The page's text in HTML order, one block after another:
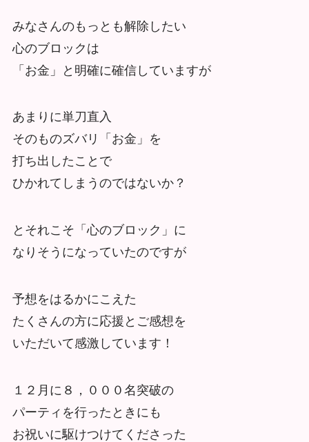
みなさんのもっとも解除したい
心のブロックは
「お金」と明確に確信していますが
あまりに単刀直入
そのものズバリ「お金」を
打ち出したことで
ひかれてしまうのではないか？
とそれこそ「心のブロック」に
なりそうになっていたのですが
予想をはるかにこえた
たくさんの方に応援とご感想を
いただいて感激しています！
１２月に８，０００名突破の
パーティを行ったときにも
お祝いに駆けつけてくださった